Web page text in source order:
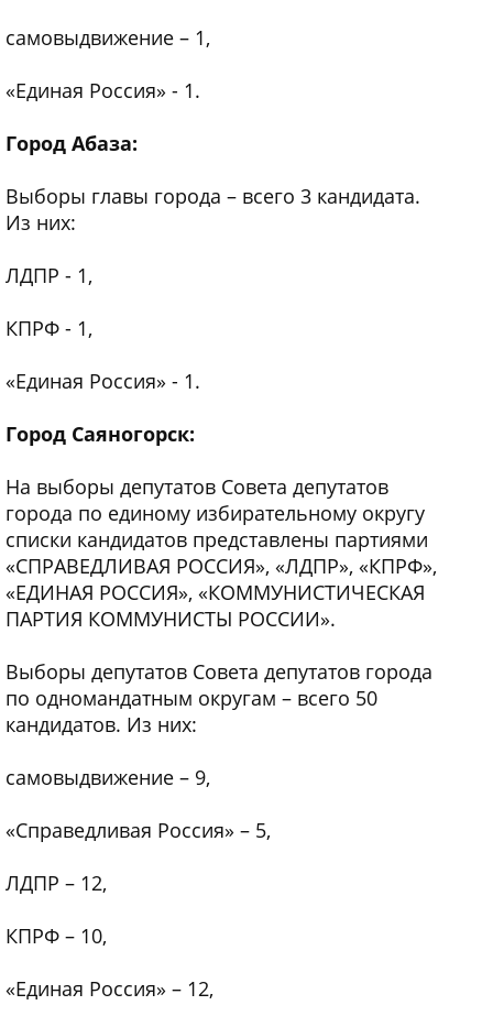
самовыдвижение – 1,
«Единая Россия» - 1.
Город Абаза:
Выборы главы города – всего 3 кандидата.
Из них:
ЛДПР - 1,
КПРФ - 1,
«Единая Россия» - 1.
Город Саяногорск:
На выборы депутатов Совета депутатов
города по единому избирательному округу
списки кандидатов представлены партиями
«СПРАВЕДЛИВАЯ РОССИЯ», «ЛДПР», «КПРФ»,
«ЕДИНАЯ РОССИЯ», «КОММУНИСТИЧЕСКАЯ
ПАРТИЯ КОММУНИСТЫ РОССИИ».
Выборы депутатов Совета депутатов города
по одномандатным округам – всего 50
кандидатов. Из них:
самовыдвижение – 9,
«Справедливая Россия» – 5,
ЛДПР – 12,
КПРФ – 10,
«Единая Россия» – 12,